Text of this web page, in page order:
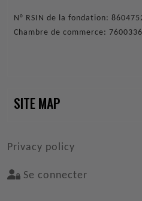
N° RSIN de la fondation:
Chambre de commerce:
SITE MAP
VOET
Privacy policy
Se connecter